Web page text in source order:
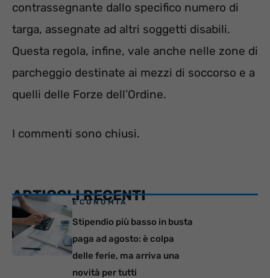
contrassegnante dallo specifico numero di
targa, assegnate ad altri soggetti disabili.
Questa regola, infine, vale anche nelle zone di
parcheggio destinate ai mezzi di soccorso e a
quelli delle Forze dell’Ordine.
I commenti sono chiusi.
ARTICOLI RECENTI
ECONOMIA
Stipendio più basso in busta
paga ad agosto: è colpa
delle ferie, ma arriva una
novità per tutti